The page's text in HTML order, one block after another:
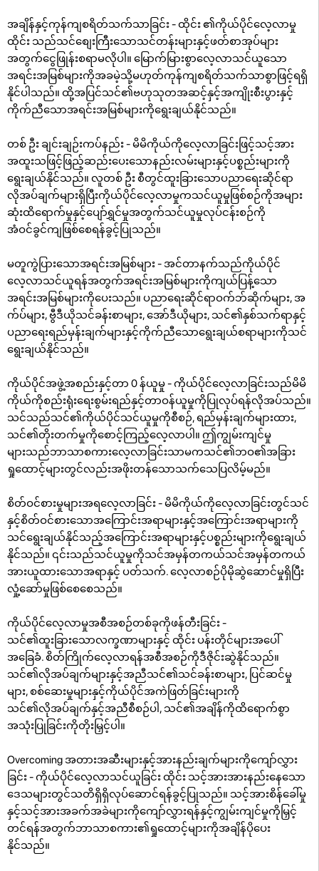
အချိန်နှင့်ကုန်ကျစရိတ်သက်သာခြင်း - ထိုင်း ၏ကိုယ်ပိုင်လေ့လာမှု
ထိုင်း သည်သင်စျေးကြီးသောသင်တန်းများနှင့်ဖတ်စာအုပ်များ
အတွက်ငွေဖြုန်းစရာမလိုပါ။ မြောက်မြားစွာလေ့လာသင်ယူသော
အရင်းအမြစ်များကိုအခမဲ့သို့မဟုတ်ကုန်ကျစရိတ်သက်သာစွာဖြင့်ရရှိ
နိုင်ပါသည်။ ထို့အပြင်သင်၏ဗဟုသုတအဆင့်နှင့်အကျိုးစီးပွားနှင့်
ကိုက်ညီသောအရင်းအမြစ်များကိုရွေးချယ်နိုင်သည်။
တစ် ဦး ချင်းချဉ်းကပ်နည်း - မိမိကိုယ်ကိုလေ့လာခြင်းဖြင့်သင့်အား
အထူးသဖြင့်ဖြည့်ဆည်းပေးသောနည်းလမ်းများနှင့်ပစ္စည်းများကို
ရွေးချယ်နိုင်သည်။ လူတစ် ဦး စီတွင်ထူးခြားသောပညာရေးဆိုင်ရာ
လိုအပ်ချက်များရှိပြီးကိုယ်ပိုင်လေ့လာမှုကသင်ယူမှုဖြစ်စဉ်ကိုအများ
ဆုံးထိရောက်မှုနှင့်ပျော်ရွှင်မှုအတွက်သင်ယူမှုလုပ်ငန်းစဉ်ကို
အံဝင်ခွင်ကျဖြစ်စေရန်ခွင့်ပြုသည်။
မတူကွဲပြားသောအရင်းအမြစ်များ - အင်တာနက်သည်ကိုယ်ပိုင်
လေ့လာသင်ယူရန်အတွက်အရင်းအမြစ်များကိုကျယ်ပြန့်သော
အရင်းအမြစ်များကိုပေးသည်။ ပညာရေးဆိုင်ရာဝက်ဘ်ဆိုက်များ, အ
က်ပ်များ, ဗွီဒီယိုသင်ခန်းစာများ, အော်ဒီယိုများ, သင်၏နှစ်သက်ရာနှင့်
ပညာရေးရည်မှန်းချက်များနှင့်ကိုက်ညီသောရွေးချယ်စရာများကိုသင်
ရွေးချယ်နိုင်သည်။
ကိုယ်ပိုင်အဖွဲ့အစည်းနှင့်တာ 0 န်ယူမှု - ကိုယ်ပိုင်လေ့လာခြင်းသည်မိမိ
ကိုယ်ကိုစည်းရုံးရေးစွမ်းရည်နှင့်တာဝန်ယူမှုကိုပြုလုပ်ရန်လိုအပ်သည်။
သင်သည်သင်၏ကိုယ်ပိုင်သင်ယူမှုကိုစီစဉ်, ရည်မှန်းချက်များထား,
သင်၏တိုးတက်မှုကိုစောင့်ကြည့်လေ့လာပါ။ ဤကျွမ်းကျင်မှု
များသည်ဘာသာစကားလေ့လာခြင်းသာမကသင်၏ဘဝ၏အခြား
ရှုထောင့်များတွင်လည်းအဖိုးတန်သောသက်သေပြလိမ့်မည်။
စိတ်ဝင်စားမှုများအရလေ့လာခြင်း - မိမိကိုယ်ကိုလေ့လာခြင်းတွင်သင်
နှင့်စိတ်ဝင်စားသောအကြောင်းအရာများနှင့်အကြောင်းအရာများကို
သင်ရွေးချယ်နိုင်သည့်အကြောင်းအရာများနှင့်ပစ္စည်းများကိုရွေးချယ်
နိုင်သည်။ ၎င်းသည်သင်ယူမှုကိုသင်အမှန်တကယ်သင်အမှန်တကယ်
အားယူထားသောအရာနှင့် ပတ်သက်. လေ့လာစဉ်ပိုမိုဆွဲဆောင်မှုရှိပြီး
လှုံ့ဆော်မှုဖြစ်စေစေသည်။
ကိုယ်ပိုင်လေ့လာမှုအစီအစဉ်တစ်ခုကိုဖန်တီးခြင်း -
သင်၏ထူးခြားသောလက္ခဏာများနှင့် ထိုင်း ပန်းတိုင်များအပေါ်
အခြေခံ. စိတ်ကြိုက်လေ့လာရန်အစီအစဉ်ကိုဒီဇိုင်းဆွဲနိုင်သည်။
သင်၏လိုအပ်ချက်များနှင့်အညီသင်၏သင်ခန်းစာများ, ပြင်ဆင်မှု
များ, စစ်ဆေးမှုများနှင့်ကိုယ်ပိုင်အကဲဖြတ်ခြင်းများကို
သင်၏လိုအပ်ချက်နှင့်အညီစီစဉ်ပါ, သင်၏အချိန်ကိုထိရောက်စွာ
အသုံးပြုခြင်းကိုတိုးမြှင့်ပါ။
Overcoming အတားအဆီးများနှင့်အားနည်းချက်များကိုကျော်လွှား
ခြင်း - ကိုယ်ပိုင်လေ့လာသင်ယူခြင်း ထိုင်း သင့်အားအားနည်းနေသော
ဒေသများတွင်သတိရှိရှိလုပ်ဆောင်ရန်ခွင့်ပြုသည်။ သင့်အားစိန်ခေါ်မှု
နှင့်သင့်အားအခက်အခဲများကိုကျော်လွှားရန်နှင့်ကျွမ်းကျင်မှုကိုမြှင့်
တင်ရန်အတွက်ဘာသာစကား၏ရှုထောင့်များကိုအချိန်ပိုပေး
နိုင်သည်။